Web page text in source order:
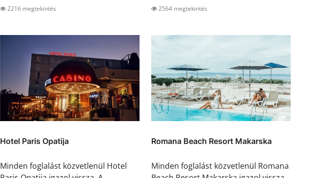
2216 megtekintés 2564 megtekintés
Hotel Paris Opatija
Minden foglalást közvetlenül Hotel
Romana Beach Resort Makarska
Minden foglalást közvetlenül Romana